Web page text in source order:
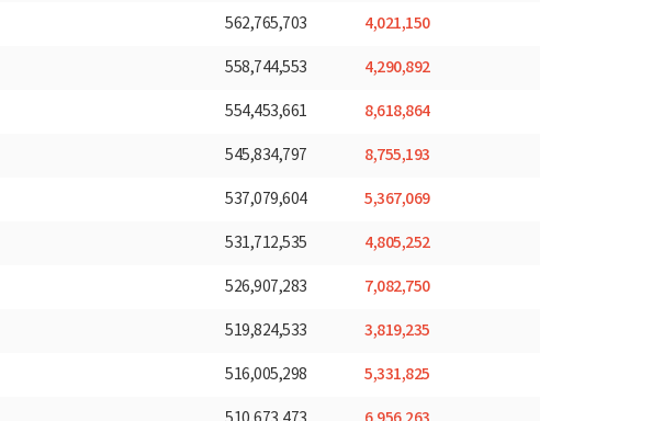
562,765,703 4,021,150
558,744,553 4,290,892
554,453,661 8,618,864
545,834,797 8,755,193
537,079,604 5,367,069
531,712,535 4,805,252
526,907,283 7,082,750
519,824,533 3,819,235
516,005,298 5,331,825